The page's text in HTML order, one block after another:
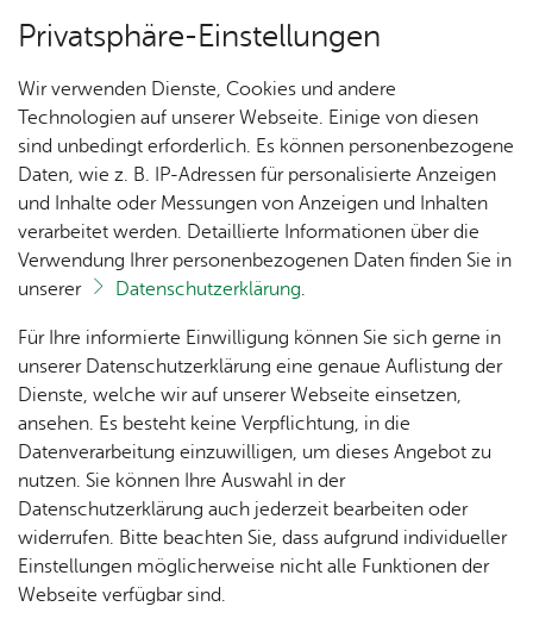
Un­se­re Ort­schaft
Ak­tu­
1250
Jahre
Ai­lin­
gen
Zah­
len,
Daten
& Fak­
ten
Ai­lin­
ger
Fe­ri­
en­
Orts­
vor­
& Ort­
schaft
s­rat
Ver­
eins­le­
ben
Ak­ti­on
mein­
sinn
Ai­lin­
gen
Öf­
fent­li­
Bil­der
Orts­
plan
Aus­bil­
dung
& of­fe­
Ver­an­stal­tun­gen
Ter­min spei­chern
Ver­an­stal­tung dru­cken
Vor­le­sen
Ma­ri­en­lob im Ad­vent
Sonn­tag, 29. No­vem­ber 2026, 18:00 Uhr
Uhr
Mitwirkende:
Privatsphäre-Einstellungen
Wir verwenden Dienste, Cookies und andere
Technologien auf unserer Webseite. Einige von diesen
sind unbedingt erforderlich. Es können personenbezogene
Daten, wie z. B. IP-Adressen für personalisierte Anzeigen
und Inhalte oder Messungen von Anzeigen und Inhalten
verarbeitet werden. Detaillierte Informationen über die
Verwendung Ihrer personenbezogenen Daten finden Sie in
unserer
Datenschutzerklärung.
Für Ihre informierte Einwilligung können Sie sich gerne in
unserer Datenschutzerklärung eine genaue Auflistung der
Dienste, welche wir auf unserer Webseite einsetzen,
ansehen. Es besteht keine Verpflichtung, in die
Datenverarbeitung einzuwilligen, um dieses Angebot zu
nutzen. Sie können Ihre Auswahl in der
Datenschutzerklärung auch jederzeit bearbeiten oder
widerrufen. Bitte beachten Sie, dass aufgrund individueller
Einstellungen möglicherweise nicht alle Funktionen der
Webseite verfügbar sind.